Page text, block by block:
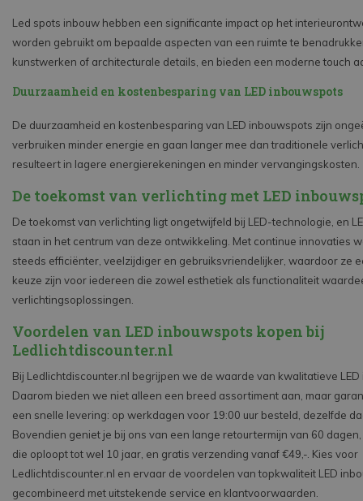
Led spots inbouw hebben een significante impact op het
worden gebruikt om bepaalde aspecten van een ruimte te
kunstwerken of architecturale details, en bieden een moderne touch
Duurzaamheid en kostenbesparing van LED inbouwspots
De duurzaamheid en kostenbesparing van LED inbouwspots zijn
verbruiken minder energie en gaan langer mee dan traditionele
resulteert in lagere energierekeningen en minder vervangingskosten.
De toekomst van verlichting met LED
De toekomst van verlichting ligt ongetwijfeld bij LED-technologie, en
staan in het centrum van deze ontwikkeling. Met continue innovaties
steeds efficiënter, veelzijdiger en gebruiksvriendelijker, waardoor ze
keuze zijn voor iedereen die zowel esthetiek als functionaliteit
verlichtingsoplossingen.
Voordelen van LED inbouwspots kopen bij
Ledlichtdiscounter.nl
Bij Ledlichtdiscounter.nl begrijpen we de waarde van kwalitatieve
Daarom bieden we niet alleen een breed assortiment aan, maar
een snelle levering: op werkdagen voor 19:00 uur besteld, dezelfde
Bovendien geniet je bij ons van een lange retourtermijn van 60
die oploopt tot wel 10 jaar, en gratis verzending vanaf €49,-. Kies voor
Ledlichtdiscounter.nl en ervaar de voordelen van topkwaliteit LED
gecombineerd met uitstekende service en klantvoorwaarden.